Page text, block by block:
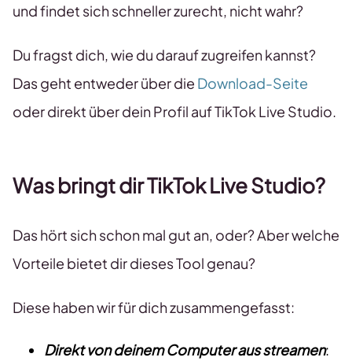
und findet sich schneller zurecht, nicht wahr?
Du fragst dich, wie du darauf zugreifen kannst?
Das geht entweder über die Download-Seite
oder direkt über dein Profil auf TikTok Live Studio.
Was bringt dir TikTok Live Studio?
Das hört sich schon mal gut an, oder? Aber welche
Vorteile bietet dir dieses Tool genau?
Diese haben wir für dich zusammengefasst:
Direkt von deinem Computer aus streamen: